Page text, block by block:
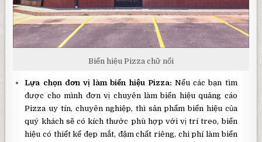
Biển hiệu Pizza chữ nổi
Lựa chọn đơn vị làm biển hiệu Pizza: Nếu các bạn tìm
được cho mình đơn vị chuyên làm biển hiệu quảng cáo
Pizza uy tín, chuyên nghiệp, thì sản phẩm biển hiệu của
quý khách sẽ có kích thước phù hợp với vị trí treo, biển
hiệu có thiết kế đẹp mắt, đậm chất riêng, chi phí làm biển